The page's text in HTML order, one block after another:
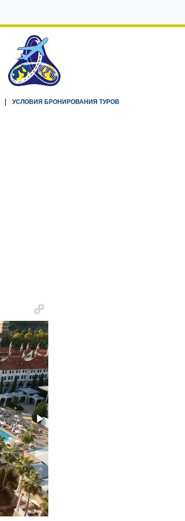
УСЛОВИЯ БРОНИРОВАНИЯ ТУРОВ